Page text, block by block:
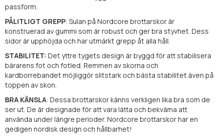
passform.
PÅLITLIGT GREPP: Sulan på Nordcore brottarskor är
konstruerad av gummi som är robust och ger bra styvhet. Dess
sidor är upphöjda och har utmärkt grepp åt alla håll.
STABILITET: Det yttre tygets design är byggd för att stabilisera
bärarens fot och fotled. Remmen av skorna och
kardborrebandet möjliggör slitstark och bästa stabilitet även på
toppen av skon.
BRA KÄNSLA: Dessa brottarskor känns verkligen lika bra som de
ser ut. De är designade för att vara lätta och bekväma att
använda under längre perioder. Nordcore brottarskor har en
gedigen nordisk design och hållbarhet!